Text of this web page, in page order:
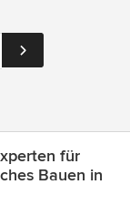
für
Bauen in